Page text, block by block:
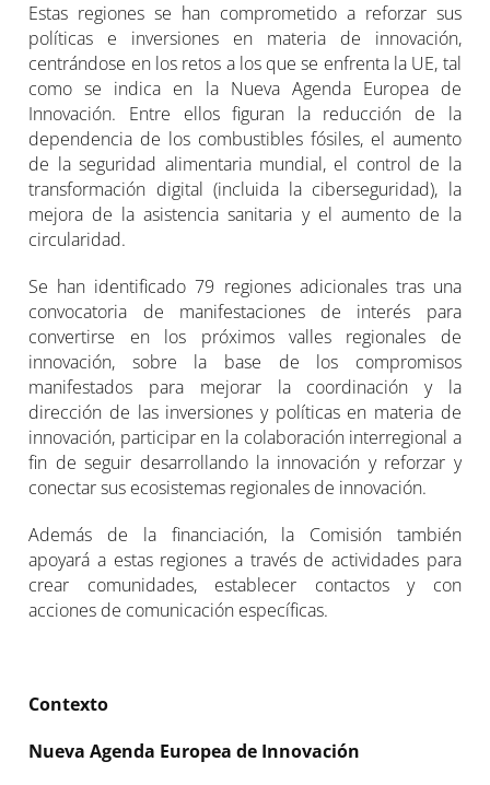
Estas regiones se han comprometido a reforzar sus
políticas e inversiones en materia de innovación,
centrándose en los retos a los que se enfrenta la UE, tal
como se indica en la Nueva Agenda Europea de
Innovación. Entre ellos figuran la reducción de la
dependencia de los combustibles fósiles, el aumento
de la seguridad alimentaria mundial, el control de la
transformación digital (incluida la ciberseguridad), la
mejora de la asistencia sanitaria y el aumento de la
circularidad.
Se han identificado 79 regiones adicionales tras una
convocatoria de manifestaciones de interés para
convertirse en los próximos valles regionales de
innovación, sobre la base de los compromisos
manifestados para mejorar la coordinación y la
dirección de las inversiones y políticas en materia de
innovación, participar en la colaboración interregional a
fin de seguir desarrollando la innovación y reforzar y
conectar sus ecosistemas regionales de innovación.
Además de la financiación, la Comisión también
apoyará a estas regiones a través de actividades para
crear comunidades, establecer contactos y con
acciones de comunicación específicas.
Contexto
Nueva Agenda Europea de Innovación